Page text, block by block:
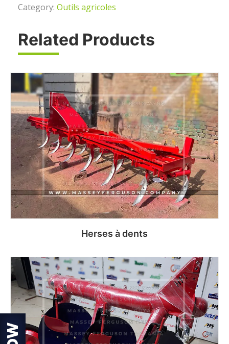
Category: Outils agricoles
Related Products
Herses à dents
Read more